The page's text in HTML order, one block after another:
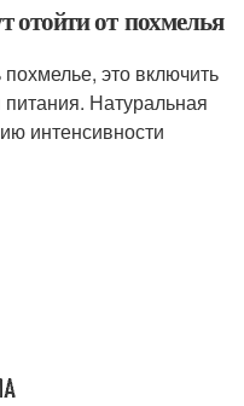
отойти от похмелья
это включить
Натуральная
интенсивности